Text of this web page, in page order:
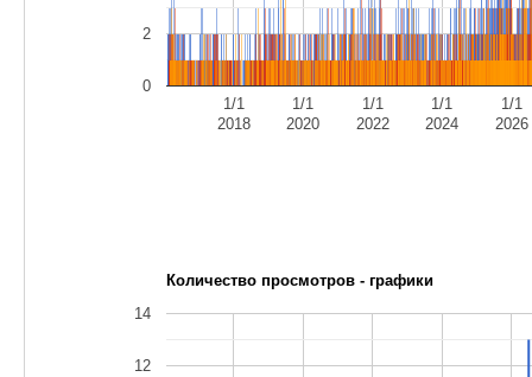
1/1
2018
1/1
2020
1/1
2022
1/1
2024
1/1
2026
0
2
Количество просмотров - графики
12
14